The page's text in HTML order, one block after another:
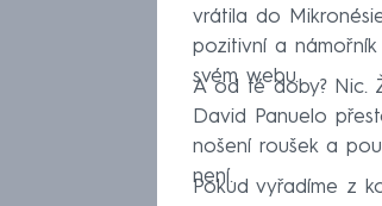
vrátila do
pozitivní a
svém webu.
A od té doby? Nic.
David Panuelo
nošení roušek a
není.
Pokud vyřadíme z